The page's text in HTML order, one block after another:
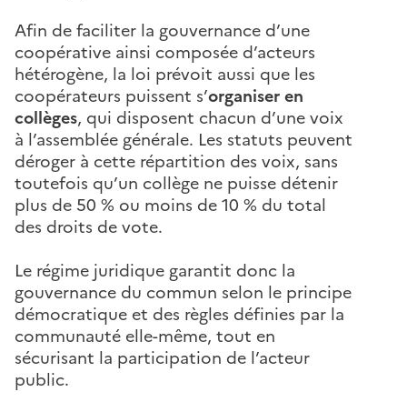
Afin de faciliter la gouvernance d’une
coopérative ainsi composée d’acteurs
hétérogène, la loi prévoit aussi que les
coopérateurs puissent s’organiser en
collèges, qui disposent chacun d’une voix
à l’assemblée générale. Les statuts peuvent
déroger à cette répartition des voix, sans
toutefois qu’un collège ne puisse détenir
plus de 50 % ou moins de 10 % du total
des droits de vote.
Le régime juridique garantit donc la
gouvernance du commun selon le principe
démocratique et des règles définies par la
communauté elle-même, tout en
sécurisant la participation de l’acteur
public.